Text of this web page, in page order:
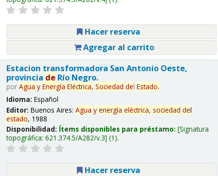
Hacer reserva
Agregar al carrito
Estacion transformadora San Antonio Oeste,
provincia deRío Negro.
por Agua y Energía Eléctrica, Sociedad del Estado.
Idioma: Español
Editor: Buenos Aires: Agua y energía eléctrica, sociedad del
estado, 1988
Disponibilidad: Ítems disponibles para préstamo: Signatura
topográfica: 621.374.5/A282/v.3 (1).
Hacer reserva